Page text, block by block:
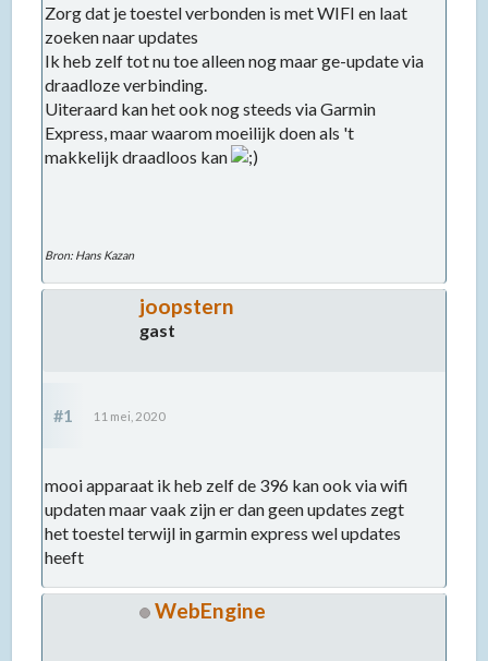
Zorg dat je toestel verbonden is met WIFI en laat
zoeken naar updates
Ik heb zelf tot nu toe alleen nog maar ge-update via
draadloze verbinding.
Uiteraard kan het ook nog steeds via Garmin
Express, maar waarom moeilijk doen als 't
makkelijk draadloos kan
Bron: Hans Kazan
joopstern
gast
#1 11 mei, 2020
mooi apparaat ik heb zelf de 396 kan ook via wifi
updaten maar vaak zijn er dan geen updates zegt
het toestel terwijl in garmin express wel updates
heeft
WebEngine